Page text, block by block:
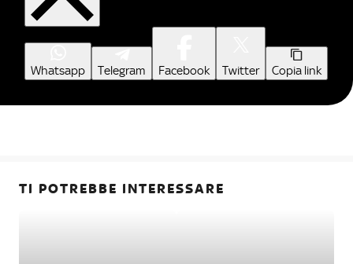
Whatsapp Telegram Facebook Twitter Copia link
TI POTREBBE INTERESSARE